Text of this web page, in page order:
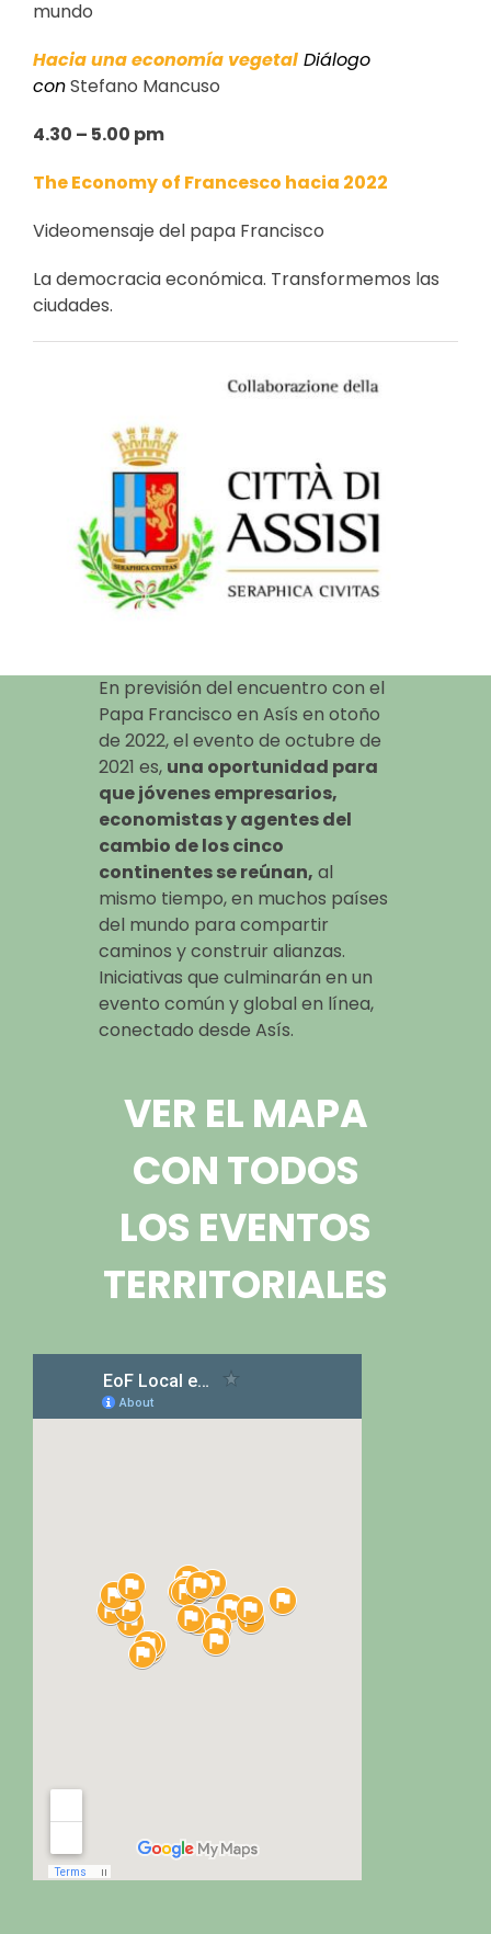
mundo
Hacia una economía vegetal Diálogo
conStefano Mancuso
4.30 – 5.00 pm
The Economy of Francesco hacia 2022
Videomensaje del papa Francisco
La democracia económica. Transformemos las
ciudades.
En previsión del encuentro con el
Papa Francisco en Asís en otoño
de 2022, el evento de octubre de
2021 es, una oportunidad para
que jóvenes empresarios,
economistas y agentes del
cambio de los cinco
continentes se reúnan, al
mismo tiempo, en muchos países
del mundo para compartir
caminos y construir alianzas.
Iniciativas que culminarán en un
evento común y global en línea,
conectado desde Asís.
VER EL MAPA
CON TODOS
LOS EVENTOS
TERRITORIALES